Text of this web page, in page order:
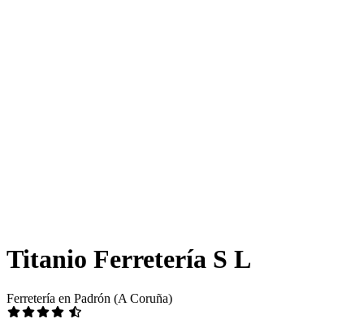
Titanio Ferretería S L
Ferretería en Padrón (A Coruña)